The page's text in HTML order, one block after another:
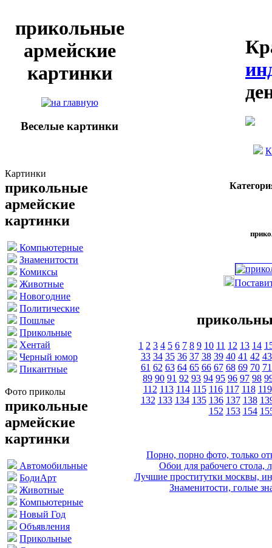
прикольные
армейские
картинки
Веселые картинки
Картинки
прикольные
армейские
картинки
Компьютерные
Знаменитости
Комиксы
Животные
Новогодние
Политические
Пошлые
Прикольные
Хентай
Черный юмор
Пикантные
Фото приколы
прикольные
армейские
картинки
Автомобильные
БодиАрт
Животные
Компьютерные
Новый Год
Объявления
Прикольные
1 2 3 4 5 6 7 8 9 10 11 12 13 14
33 34 35 36 37 38 39 40 41 42 43
61 62 63 64 65 66 67 68 69 70 71
89 90 91 92 93 94 95 96 97 98
112 113 114 115 116 117 118 119
132 133 134 135 136 137 138
152 153 154
Порно, порно фото, только
Обои для рабочего стола,
Лучшие проститутки москвы,
Знаменитости, голые